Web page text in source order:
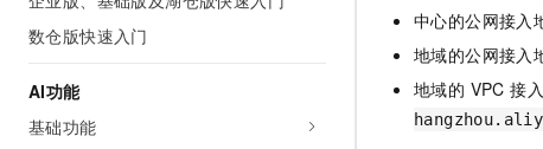
数仓版快速入门
AI功能
基础功能
中心的公网接入
地域的公网接入
地域的 VPC 接
Qwen3-VL-Plus
网络与CDN
安全
中间件
面向分析的企业级SaaS模
安全
网络
可观测
最高领取价值200元试用点
AI 产品 免费试用
电子合同
畅捷通
Tableau 订阅
AI 算法大赛
云开发大赛
入门学习赛